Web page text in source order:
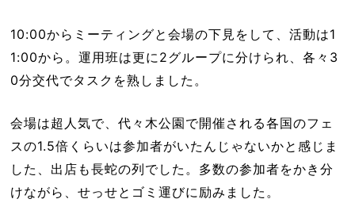
10:00からミーティングと会場の下見をして、活動は1
1:00から。運用班は更に2グループに分けられ、各々3
0分交代でタスクを熟しました。
会場は超人気で、代々木公園で開催される各国のフェ
スの1.5倍くらいは参加者がいたんじゃないかと感じま
した、出店も長蛇の列でした。多数の参加者をかき分
けながら、せっせとゴミ運びに励みました。